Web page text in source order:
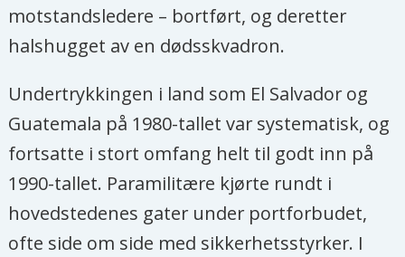
motstandsledere – bortført, og deretter
halshugget av en dødsskvadron.
Undertrykkingen i land som El Salvador og
Guatemala på 1980-tallet var systematisk, og
fortsatte i stort omfang helt til godt inn på
1990-tallet. Paramilitære kjørte rundt i
hovedstedenes gater under portforbudet,
ofte side om side med sikkerhetsstyrker. I